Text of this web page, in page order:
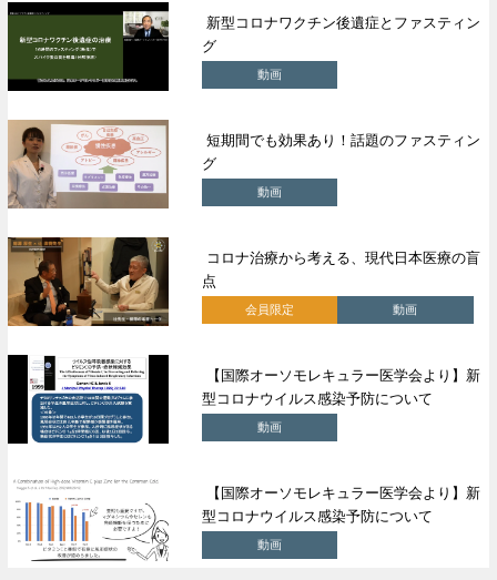
新型コロナワクチン後遺症とファスティン
グ
動画
短期間でも効果あり！話題のファスティン
グ
動画
コロナ治療から考える、現代日本医療の盲
点
会員限定 動画
【国際オーソモレキュラー医学会より】新
型コロナウイルス感染予防について
動画
【国際オーソモレキュラー医学会より】新
型コロナウイルス感染予防について
動画